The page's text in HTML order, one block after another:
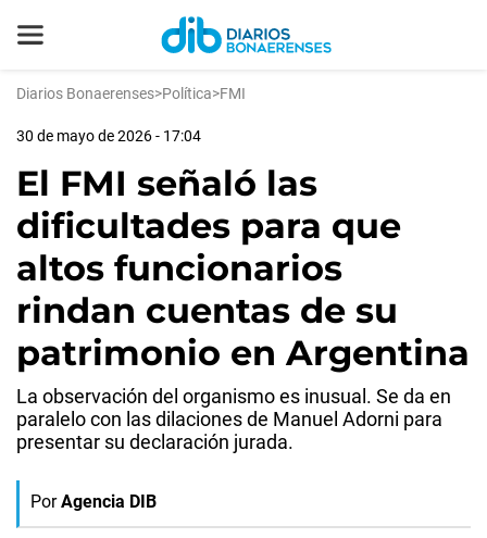
Diarios Bonaerenses>Política>FMI
30 de mayo de 2026 - 17:04
El FMI señaló las
dificultades para que
altos funcionarios
rindan cuentas de su
patrimonio en Argentina
La observación del organismo es inusual. Se da en
paralelo con las dilaciones de Manuel Adorni para
presentar su declaración jurada.
Por Agencia DIB